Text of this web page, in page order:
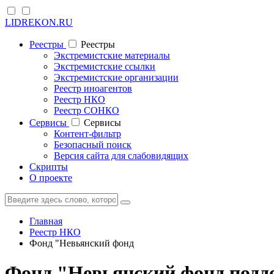
LIDREKON.RU
Реестры
Реестры
Экстремистские материалы
Экстремистские ссылки
Экстремистские организации
Реестр иноагентов
Реестр НКО
Реестр СОНКО
Cервисы
Cервисы
Контент-фильтр
Безопасный поиск
Версия сайта для слабовидящих
Скрипты
О проекте
Главная
Реестр НКО
Фонд "Невьянский фонд